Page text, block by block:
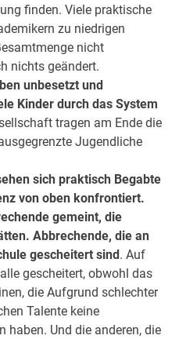
finden. Viele praktische
zu niedrigen
nicht
nichts geändert.
unbesetzt und
Kinder durch das System
tragen am Ende die
Jugendliche
sich praktisch Begabte
von oben konfrontiert.
gemeint, die
Abbrechende, die an
gescheitert sind . Auf
gescheitert, obwohl das
die Aufgrund schlechter
Talente keine
haben. Und die anderen, die